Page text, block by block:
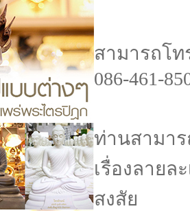
สามารถโ
086-461-
ท่านสามา
เรื่องลาย
สงสัย